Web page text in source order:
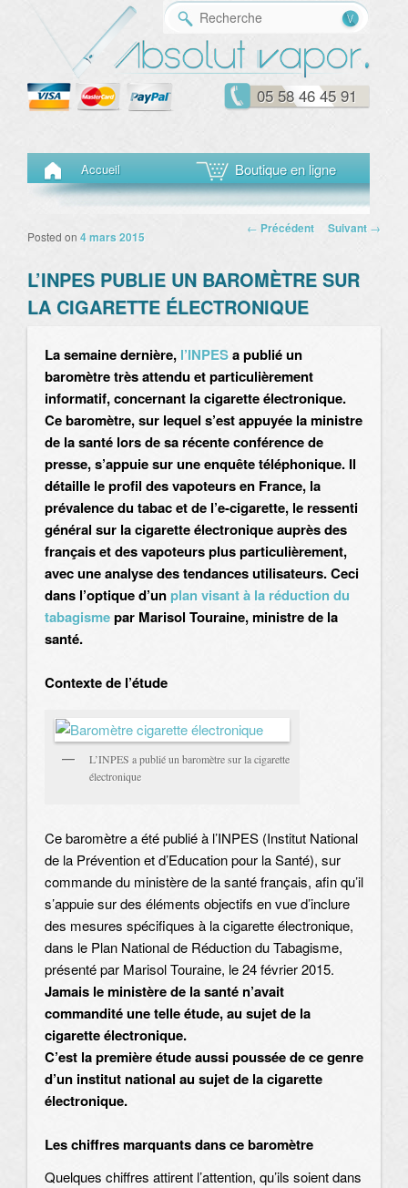
05 58 46 45 91
Menu principal
Aller au contenu principal
Aller au contenu secondaire
Accueil Boutique en ligne
Navigation des
← Précédent Suivant →
L’INPES PUBLIE UN BAROMÈTRE SUR
LA CIGARETTE ÉLECTRONIQUE
Posted on 4 mars 2015
La semaine dernière, l’INPESa publié un
baromètre très attendu et particulièrement
informatif, concernant la cigarette électronique.
Ce baromètre, sur lequel s’est appuyée la ministre
de la santé lors de sa récente conférence de
presse, s’appuie sur une enquête téléphonique. Il
détaille le profil des vapoteurs en France, la
prévalence du tabac et de l’e-cigarette, le ressenti
général sur la cigarette électronique auprès des
français et des vapoteurs plus particulièrement,
avec une analyse des tendances utilisateurs. Ceci
dans l’optique d’unplan visant à la réduction du
tabagismepar Marisol Touraine, ministre de la
santé.
Contexte de l’étude
L’INPES a publié un baromètre sur la cigarette
électronique
Ce baromètre a été publié à l’INPES (Institut National
de la Prévention et d’Education pour la Santé), sur
commande du ministère de la santé français, afin qu’il
s’appuie sur des éléments objectifs en vue d’inclure
des mesures spécifiques à la cigarette électronique,
dans le Plan National de Réduction du Tabagisme,
présenté par Marisol Touraine, le 24 février 2015.
Jamais le ministère de la santé n’avait
commandité une telle étude, au sujet de la
cigarette électronique.
C’est la première étude aussi poussée de ce genre
d’un institut national au sujet de la cigarette
électronique.
Les chiffres marquants dans ce baromètre
Quelques chiffres attirent l’attention, qu’ils soient dans